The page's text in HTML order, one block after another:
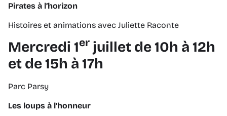
Pirates à l’horizon
Histoires et animations avec Juliette Raconte
Mercredi 1er juillet de 10h à 12h
et de 15h à 17h
Parc Parsy
Les loups à l’honneur